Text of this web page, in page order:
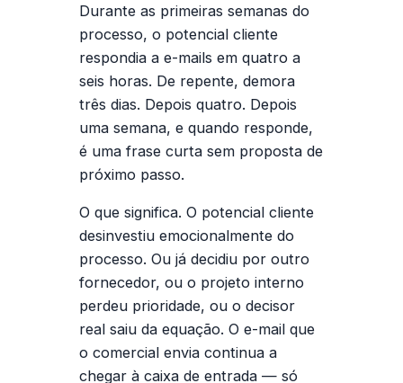
Durante as primeiras semanas do
processo, o potencial cliente
respondia a e-mails em quatro a
seis horas. De repente, demora
três dias. Depois quatro. Depois
uma semana, e quando responde,
é uma frase curta sem proposta de
próximo passo.
O que significa. O potencial cliente
desinvestiu emocionalmente do
processo. Ou já decidiu por outro
fornecedor, ou o projeto interno
perdeu prioridade, ou o decisor
real saiu da equação. O e-mail que
o comercial envia continua a
chegar à caixa de entrada — só